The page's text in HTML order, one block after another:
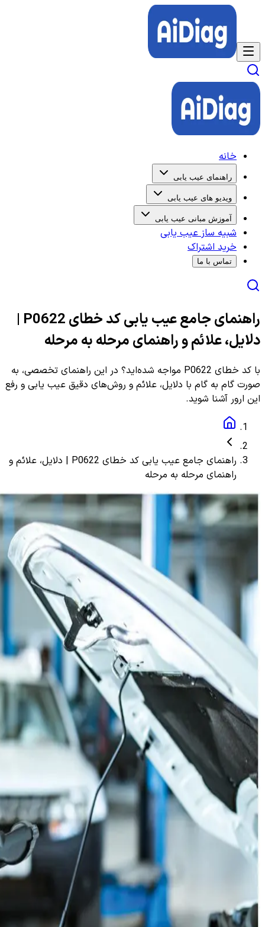
خانه
راهنمای عیب یابی
ویدیو های عیب یابی
آموزش مبانی عیب یابی
شبیه ساز عیب یابی
خرید اشتراک
تماس با ما
راهنمای جامع عیب یابی کد خطای P0622 |
دلایل، علائم و راهنمای مرحله به مرحله
با کد خطای P0622 مواجه شده‌اید؟ در این راهنمای تخصصی، به
صورت گام به گام با دلایل، علائم و روش‌های دقیق عیب یابی و رفع
این ارور آشنا شوید.
راهنمای جامع عیب یابی کد خطای P0622 | دلایل، علائم و
راهنمای مرحله به مرحله